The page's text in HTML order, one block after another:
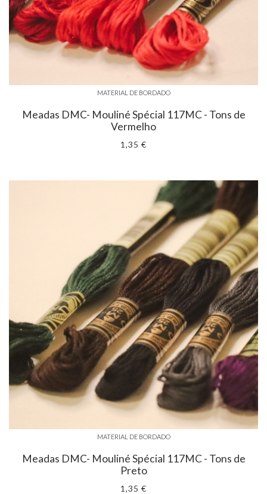
MATERIAL DE BORDADO
Meadas DMC- Mouliné Spécial 117MC - Tons de
Vermelho
1,35 €
MATERIAL DE BORDADO
Meadas DMC- Mouliné Spécial 117MC - Tons de
Preto
1,35 €